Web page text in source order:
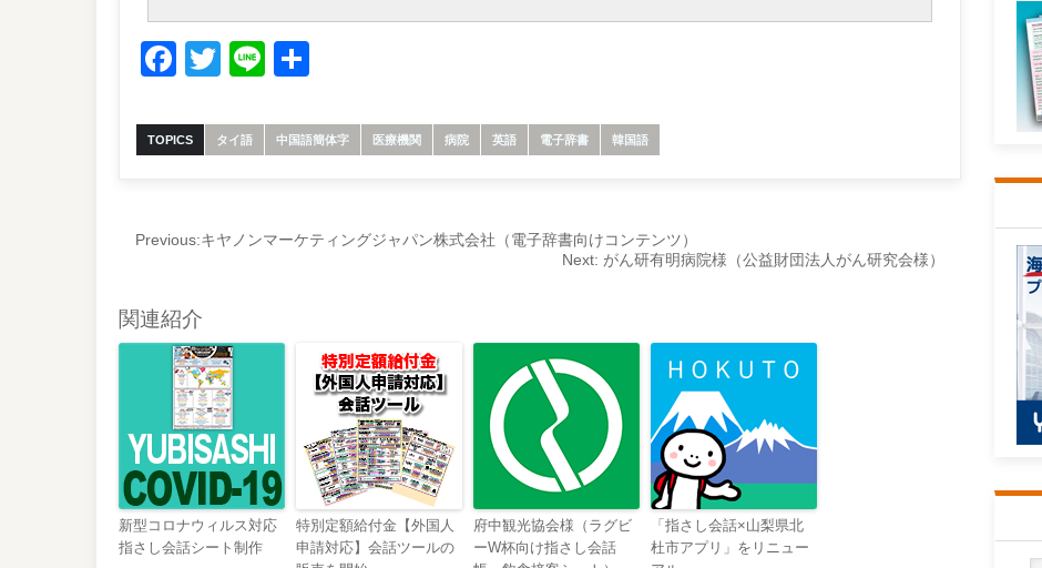
Facebook
Twitter
Line
TOPICS タイ語 中国語簡体字 医療機関 病院 英語 電子辞書 韓国語
Previous:キヤノンマーケティングジャパン株式会社（電子辞書向けコンテンツ）
Next: がん研有明病院様（公益財団法人がん研究会様）
関連紹介
新型コロナウィルス対応
指さし会話シート制作
特別定額給付金【外国人
申請対応】会話ツールの
府中観光協会様（ラグビ
ーW杯向け指さし会話
「指さし会話×山梨県北
杜市アプリ」をリニュー